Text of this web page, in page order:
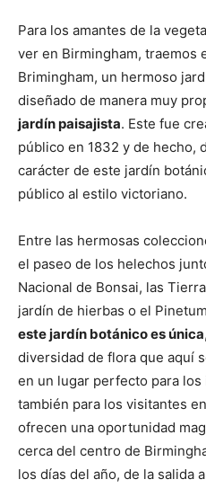
Para los amantes de la
ver en Birmingham, traemos
Brimingham, un hermoso
diseñado de manera muy
jardín paisajista. Este fue
público en 1832 y de hecho,
carácter de este jardín
público al estilo victoriano.
Entre las hermosas
el paseo de los helechos
Nacional de Bonsai, las
jardín de hierbas o el
este jardín botánico es única
diversidad de flora que aquí
en un lugar perfecto para
también para los visitantes
ofrecen una oportunidad
cerca del centro de
los días del año, de la salida